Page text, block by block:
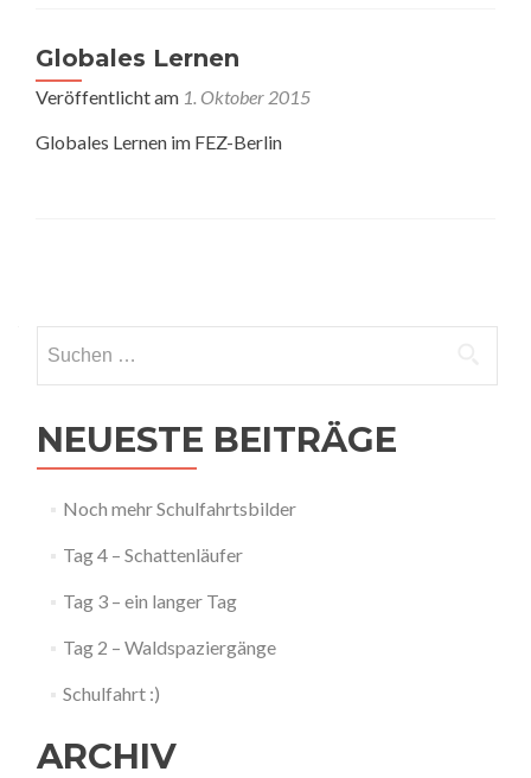
Globales Lernen
Veröffentlicht am 1. Oktober 2015
Globales Lernen im FEZ-Berlin
navigation
nach:
NEUESTE BEITRÄGE
Noch mehr Schulfahrtsbilder
Tag 4 – Schattenläufer
Tag 3 – ein langer Tag
Tag 2 – Waldspaziergänge
Schulfahrt :)
ARCHIV